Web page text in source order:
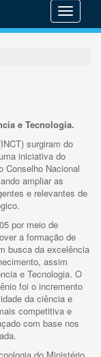
menu
e Tecnologia.
surgiram do
iniciativa do
Conselho Nacional
ampliar as
e relevantes de
por meio de
a formação de
busca da excelência
assim
e Tecnologia. O
foi o incremento
da ciência e
competitiva e
com base nos